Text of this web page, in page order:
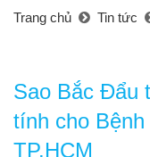
Trang chủ Tin tức
Sao Bắc Đẩu
tính cho
TP.HCM